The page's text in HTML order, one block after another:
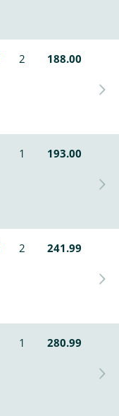
2 188.00
1 193.00
2 241.99
1 280.99